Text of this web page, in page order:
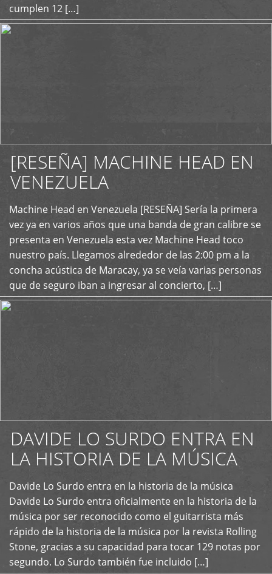
cumplen 12 […]
[RESEÑA] MACHINE HEAD EN
VENEZUELA
Machine Head en Venezuela [RESEÑA] Sería la primera
vez ya en varios años que una banda de gran calibre se
presenta en Venezuela esta vez Machine Head toco
nuestro país. Llegamos alrededor de las 2:00 pm a la
concha acústica de Maracay, ya se veía varias personas
que de seguro iban a ingresar al concierto, […]
+
DAVIDE LO SURDO ENTRA EN
LA HISTORIA DE LA MÚSICA
Davide Lo Surdo entra en la historia de la música
Davide Lo Surdo entra oficialmente en la historia de la
música por ser reconocido como el guitarrista más
rápido de la historia de la música por la revista Rolling
Stone, gracias a su capacidad para tocar 129 notas por
segundo. Lo Surdo también fue incluido […]
+